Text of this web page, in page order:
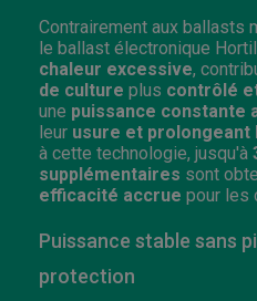
Contrairement aux ballasts
le ballast électronique
chaleur excessive,
de culture plus contrôlé
une puissance constante
leur usure et prolongeant
à cette technologie, jusqu'à
supplémentaires sont
efficacité accrue pour les
Puissance stable sans
protection